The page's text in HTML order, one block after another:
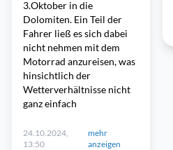
3.Oktober in die
Dolomiten. Ein Teil der
Fahrer ließ es sich dabei
nicht nehmen mit dem
Motorrad anzureisen, was
hinsichtlich der
Wetterverhältnisse nicht
ganz einfach
24.10.2024,
13:50
mehr
anzeigen